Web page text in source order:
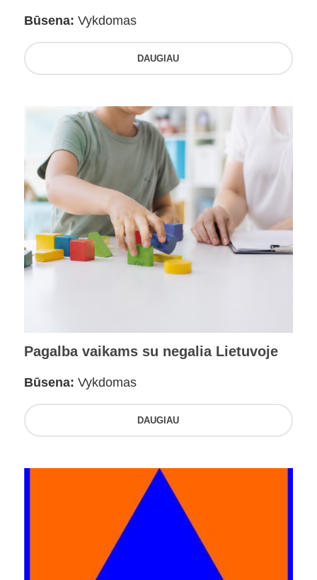
Būsena: Vykdomas
DAUGIAU
Pagalba vaikams su negalia Lietuvoje
Būsena: Vykdomas
DAUGIAU